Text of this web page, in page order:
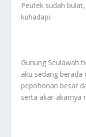
Peutek sudah
kuhadapi.
Gunung Seulawah
aku sedang
pepohonan besar
serta akar-akarnya